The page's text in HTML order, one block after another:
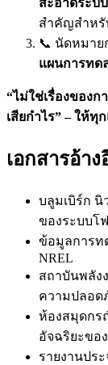
สำคัญสำหรั
📞 นัดหมา
แผนการทด
“ไม่ใช่เรื่องของ
เสียกำไร” – ให้
เอกสารอ้า
บลูมเบิร์ก นิ
ของระบบโ
ข้อมูลการท
NREL
สถาบันพลัง
ความปลอด
ห้องสมุดกร
อัจฉริยะขอ
รายงานปร